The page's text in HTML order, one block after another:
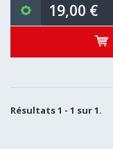
19,00 €
Résultats 1 - 1 sur 1.